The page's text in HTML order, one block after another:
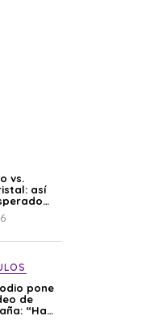
vs.
así
pone
de
“Hay